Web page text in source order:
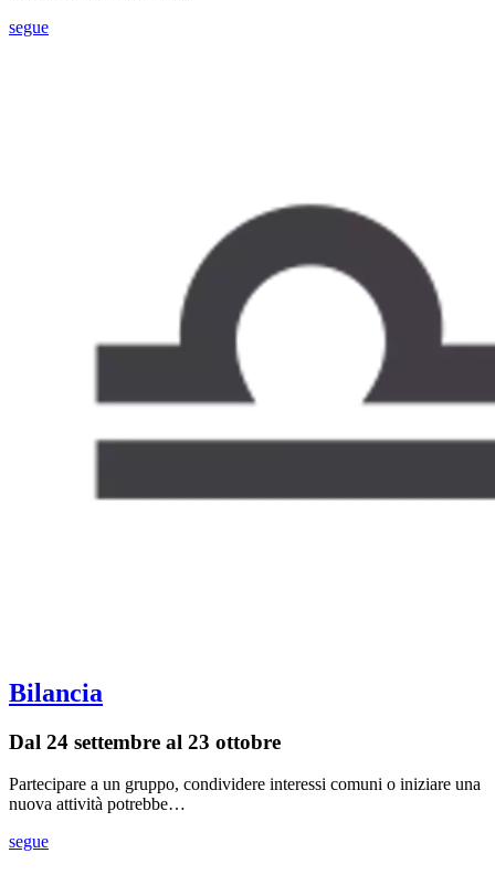
segue
Bilancia
Dal 24 settembre al 23 ottobre
Partecipare a un gruppo, condividere interessi comuni o iniziare una
nuova attività potrebbe…
segue